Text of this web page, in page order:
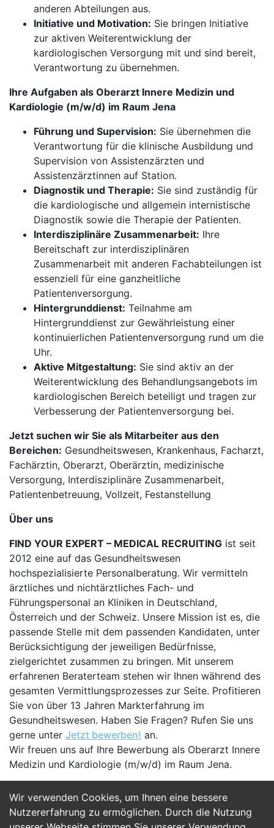
Wir verwenden Cookies, um Ihnen eine bessere
Nutzererfahrung zu ermöglichen. Durch die Nutzung
anderen Abteilungen aus.
Initiative und Motivation: Sie bringen Initiative
zur aktiven Weiterentwicklung der
kardiologischen Versorgung mit und sind bereit,
Verantwortung zu übernehmen.
Ihre Aufgaben als Oberarzt Innere Medizin und
Kardiologie (m/w/d) im Raum Jena
Führung und Supervision: Sie übernehmen die
Verantwortung für die klinische Ausbildung und
Supervision von Assistenzärzten und
Assistenzärztinnen auf Station.
Diagnostik und Therapie: Sie sind zuständig für
die kardiologische und allgemein internistische
Diagnostik sowie die Therapie der Patienten.
Interdisziplinäre Zusammenarbeit: Ihre
Bereitschaft zur interdisziplinären
Zusammenarbeit mit anderen Fachabteilungen ist
essenziell für eine ganzheitliche
Patientenversorgung.
Hintergrunddienst: Teilnahme am
Hintergrunddienst zur Gewährleistung einer
kontinuierlichen Patientenversorgung rund um die
Uhr.
Aktive Mitgestaltung: Sie sind aktiv an der
Weiterentwicklung des Behandlungsangebots im
kardiologischen Bereich beteiligt und tragen zur
Verbesserung der Patientenversorgung bei.
Jetzt suchen wir Sie als Mitarbeiter aus den
Bereichen: Gesundheitswesen, Krankenhaus, Facharzt,
Fachärztin, Oberarzt, Oberärztin, medizinische
Versorgung, Interdisziplinäre Zusammenarbeit,
Patientenbetreuung, Vollzeit, Festanstellung
Über uns
FIND YOUR EXPERT – MEDICAL RECRUITING ist seit
2012 eine auf das Gesundheitswesen
hochspezialisierte Personalberatung. Wir vermitteln
ärztliches und nichtärztliches Fach- und
Führungspersonal an Kliniken in Deutschland,
Österreich und der Schweiz. Unsere Mission ist es, die
passende Stelle mit dem passenden Kandidaten, unter
Berücksichtigung der jeweiligen Bedürfnisse,
zielgerichtet zusammen zu bringen. Mit unserem
erfahrenen Beraterteam stehen wir Ihnen während des
gesamten Vermittlungsprozesses zur Seite. Profitieren
Sie von über 13 Jahren Markterfahrung im
Gesundheitswesen. Haben Sie Fragen? Rufen Sie uns
gerne unter Jetzt bewerben! an.
Wir freuen uns auf Ihre Bewerbung als Oberarzt Innere
Medizin und Kardiologie (m/w/d) im Raum Jena.
Jetzt Bewerben